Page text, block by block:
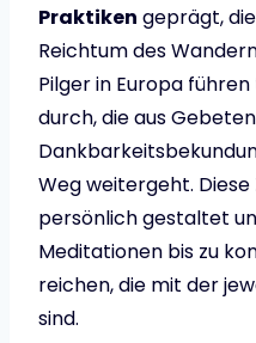
Praktiken geprägt,
Reichtum des
Pilger in Europa
durch, die aus
Weg weitergeht.
persönlich gestaltet
Meditationen bis zu
reichen, die mit der
sind.